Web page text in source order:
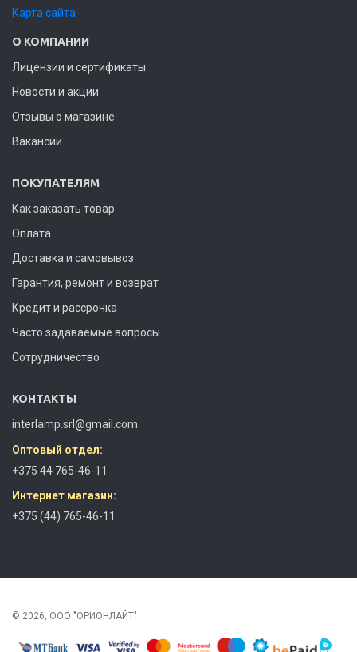
Карта сайта
О КОМПАНИИ
Лицензии и сертификаты
Новости и акции
Отзывы о магазине
Вакансии
ПОКУПАТЕЛЯМ
Как заказать товар
Оплата
Доставка и самовывоз
Гарантия, ремонт и возврат
Кредит и рассрочка
Часто задаваемые вопросы
Сотрудничество
КОНТАКТЫ
interlamp.srl@gmail.com
Оптовый отдел:
+375 44 765-46-11
Интернет магазин:
+375 (44) 765-46-11
© 2026, ООО "ОРИОНЛАЙТ"